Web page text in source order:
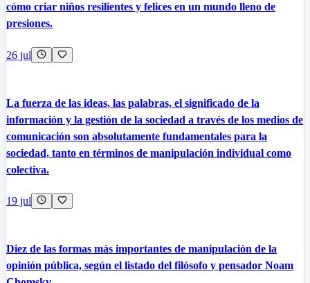
cómo criar niños resilientes y felices en un mundo lleno de
presiones.
26 jul
La fuerza de las ideas, las palabras, el significado de la
información y la gestión de la sociedad a través de los medios de
comunicación son absolutamente fundamentales para la
sociedad, tanto en términos de manipulación individual como
colectiva.
19 jul
Diez de las formas más importantes de manipulación de la
opinión pública, según el listado del filósofo y pensador Noam